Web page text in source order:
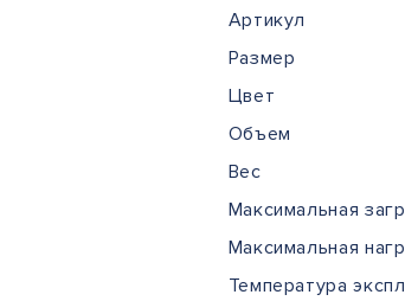
Артикул
Размер
Цвет
Объем
Вес
Максимальная
Максимальная
Температура